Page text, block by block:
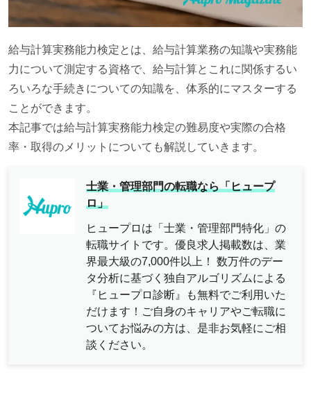
給与計算実務能力検定とは、給与計算業務の知識や実務能
力について測定する資格で、給与計算とこれに関係するい
ろいろな手続きについての知識を、体系的にマスターする
ことができます。
本記事では給与計算実務能力検定の難易度や実際の合格
率・取得のメリットについても解説していきます。
士業・管理部門の転職なら「ヒュープ
ロ」
ヒュープロは「士業・管理部門特化」の
転職サイトです。優良求人掲載数は、業
界最大級の7,000件以上！ 数万件のデー
タ分析に基づく独自アルゴリズムによる
『ヒュープロ診断』も無料でご利用いた
だけます！ご自身のキャリアやご転職に
ついてお悩みの方は、是非お気軽にご相
談ください。